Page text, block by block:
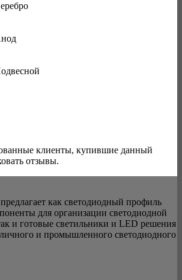
клиенты, купившие данный
отзывы.
предлагает как светодиодный профиль
для организации светодиодной
и готовые светильники и LED решения
и промышленного светодиодного